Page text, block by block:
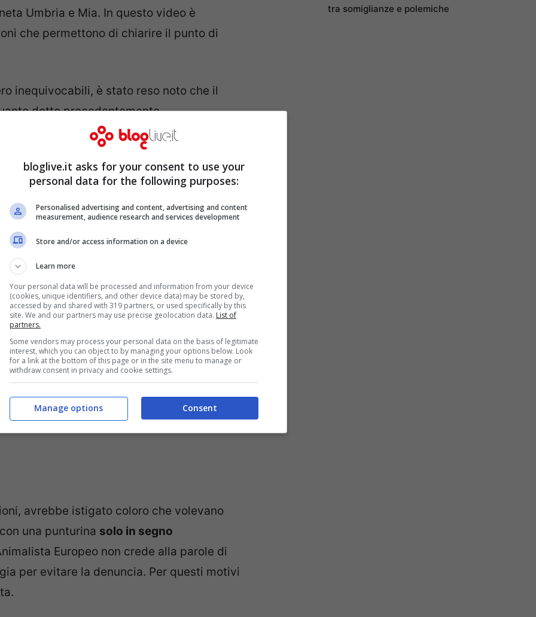
Umbria e Mia. In questo video è
che permettono di chiarire il punto di
inequivocabili, è stato reso noto che il
detto precedentemente.
avuto una diffusione inaspettata, così
Unico modo per calmare le acque è
difende così: «Con questo mio comunicato
dell’intervista rilasciata a
di provocare un dibattito nazionale sui
rinchiusi all’interno degli stessi non
libertà. Per sollevare il problema ci voleva
capito come i canili siano luoghi non
che il legislatore modifichi la legge
che ne possano favorire l’adozione».
avrebbe istigato coloro che volevano
una punturina solo in segno
Europeo non crede alla parole di
per evitare la denuncia. Per questi motivi
tra somiglianze e polemiche
bloglive.it asks for your consent to use your
personal data for the following purposes:
Personalised advertising and content, advertising and content
measurement, audience research and services development
Store and/or access information on a device
Learn more
Your personal data will be processed and information from your device
(cookies, unique identifiers, and other device data) may be stored by,
accessed by and shared with 319 partners, or used specifically by this
site. We and our partners may use precise geolocation data. List of
partners.
Some vendors may process your personal data on the basis of legitimate
interest, which you can object to by managing your options below. Look
for a link at the bottom of this page or in the site menu to manage or
withdraw consent in privacy and cookie settings.
Consent
Manage options